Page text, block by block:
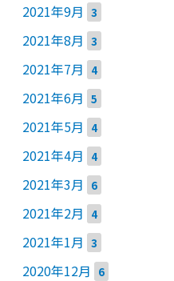
2021年9月 3
2021年8月 3
2021年7月 4
2021年6月 5
2021年5月 4
2021年4月 4
2021年3月 6
2021年2月 4
2021年1月 3
2020年12月 6